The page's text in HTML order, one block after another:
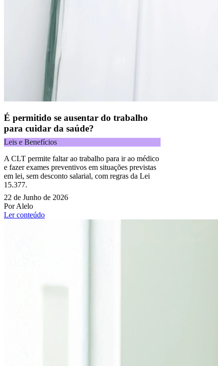
É permitido se ausentar do trabalho
para cuidar da saúde?
Leis e Benefícios
A CLT permite faltar ao trabalho para ir ao médico
e fazer exames preventivos em situações previstas
em lei, sem desconto salarial, com regras da Lei
15.377.
22 de Junho de 2026
Por Alelo
Ler conteúdo